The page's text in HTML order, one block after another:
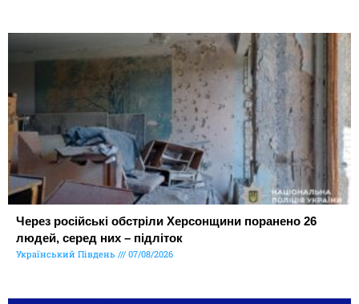
Через російські обстріли Херсонщини поранено 26
людей, серед них – підліток
Український Південь 07/08/2026